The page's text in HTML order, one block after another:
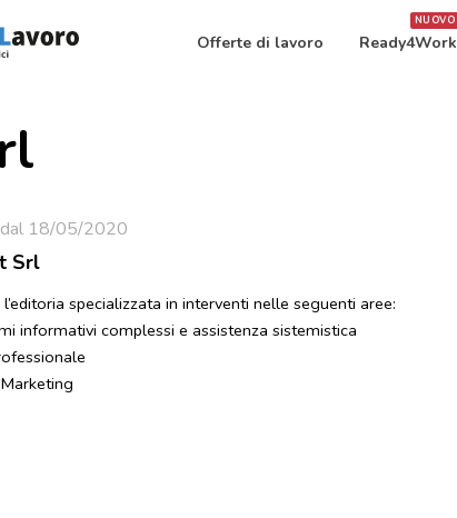
Offerte di lavoro
NUOVO
Ready4Work
dal 18/05/2020
Srl
specializzata in interventi nelle seguenti aree:
informativi complessi e assistenza sistemistica